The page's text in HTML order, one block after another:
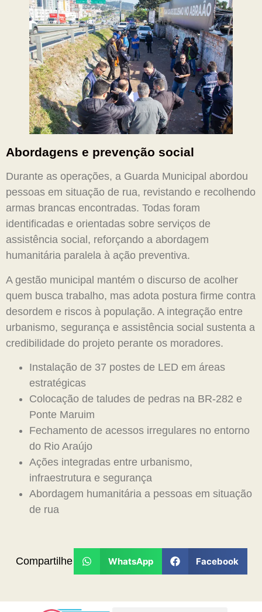
Abordagens e prevenção social
Durante as operações, a Guarda Municipal abordou
pessoas em situação de rua, revistando e recolhendo
armas brancas encontradas. Todas foram
identificadas e orientadas sobre serviços de
assistência social, reforçando a abordagem
humanitária paralela à ação preventiva.
A gestão municipal mantém o discurso de acolher
quem busca trabalho, mas adota postura firme contra
desordem e riscos à população. A integração entre
urbanismo, segurança e assistência social sustenta a
credibilidade do projeto perante os moradores.
Instalação de 37 postes de LED em áreas
estratégicas
Colocação de taludes de pedras na BR-282 e
Ponte Maruim
Fechamento de acessos irregulares no entorno
do Rio Araújo
Ações integradas entre urbanismo,
infraestrutura e segurança
Abordagem humanitária a pessoas em situação
de rua
Compartilhe WhatsApp Facebook